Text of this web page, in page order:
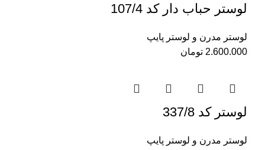
لوستر حباب دار کد 107/4
لوستر مدرن و لوستر پایپ
2.600.000 تومان
لوستر کد 337/8
لوستر مدرن و لوستر پایپ